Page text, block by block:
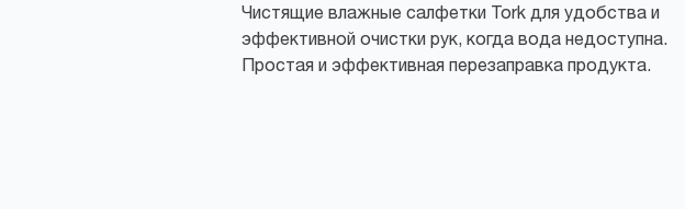
Чистящие влажные салфетки Tork для удобства и
эффективной очистки рук, когда вода недоступна.
Простая и эффективная перезаправка продукта.